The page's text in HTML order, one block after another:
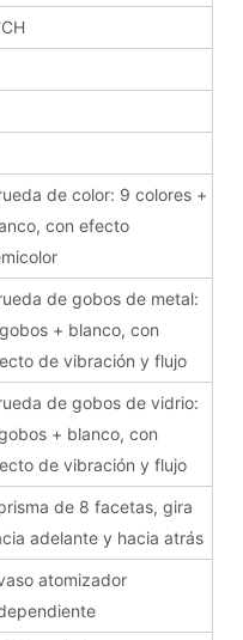
de color: 9 colores +
con efecto
de gobos de metal:
+ blanco, con
de vibración y flujo
de gobos de vidrio:
+ blanco, con
de vibración y flujo
de 8 facetas, gira
adelante y hacia atrás
atomizador